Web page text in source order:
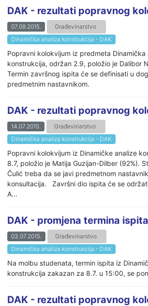
DAK - rezultati popravnog
07.09.2015.
Građevinarstvo
Dinamička analiza konstrukcija - DAK
Popravni kolokvijum iz predmeta Dinamička
konstrukcija, održan 2.9, položio je Dalibor
Termin završnog ispita će se definisati u
predmetnim nastavnikom.
DAK - rezultati popravnog
14.07.2015.
Građevinarstvo
Dinamička analiza konstrukcija - DAK
Popravni kolokvijum iz Dinamičke analize
8.7, položio je Matija Guzijan-Dilber (92%).
Čulić treba da se javi predmetnom
konsultacija. Završni dio ispita će se
A...
DAK - promjena termina ispita
03.07.2015.
Građevinarstvo
Dinamička analiza konstrukcija - DAK
Na molbu studenata, termin ispita iz
konstrukcija zakazan za 8.7. u 15:00, se
DAK - rezultati popravnog